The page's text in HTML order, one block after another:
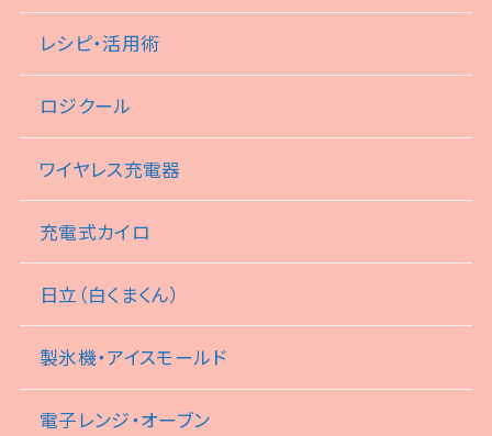
レシピ・活用術
ロジクール
ワイヤレス充電器
充電式カイロ
日立（白くまくん）
製氷機・アイスモールド
電子レンジ・オーブン